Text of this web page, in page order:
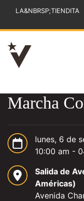
LA&NBRSP;TIENDITA
Marcha
lunes, 6 de
10:00 am -
Salida de
Américas)
Avenida